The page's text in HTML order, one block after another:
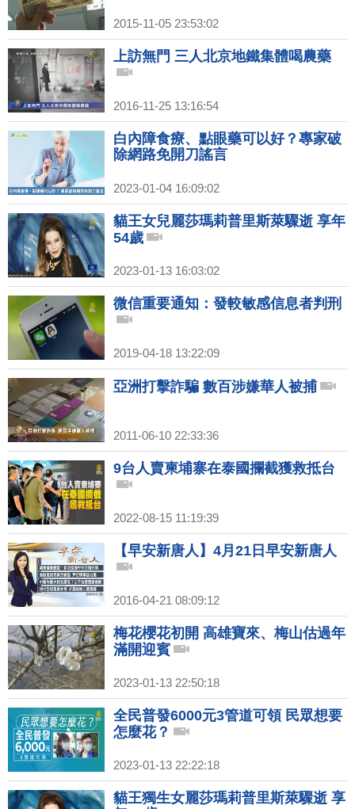
2015-11-05 23:53:02
上訪無門 三人北京地鐵集體喝農藥
2016-11-25 13:16:54
白內障食療、點眼藥可以好？專家破
除網路免開刀謠言
2023-01-04 16:09:02
貓王女兒麗莎瑪莉普里斯萊驟逝 享年
54歲
2023-01-13 16:03:02
微信重要通知：發較敏感信息者判刑
2019-04-18 13:22:09
亞洲打擊詐騙 數百涉嫌華人被捕
2011-06-10 22:33:36
9台人賣柬埔寨在泰國攔截獲救抵台
2022-08-15 11:19:39
【早安新唐人】4月21日早安新唐人
2016-04-21 08:09:12
梅花櫻花初開 高雄寶來、梅山估過年
滿開迎賓
2023-01-13 22:50:18
全民普發6000元3管道可領 民眾想要
怎麼花？
2023-01-13 22:22:18
貓王獨生女麗莎瑪莉普里斯萊驟逝 享